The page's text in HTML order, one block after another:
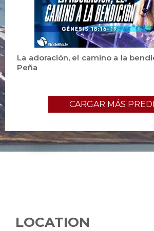
La adoración, el camino a la
Peña
CARGAR MÁS
LOCATION